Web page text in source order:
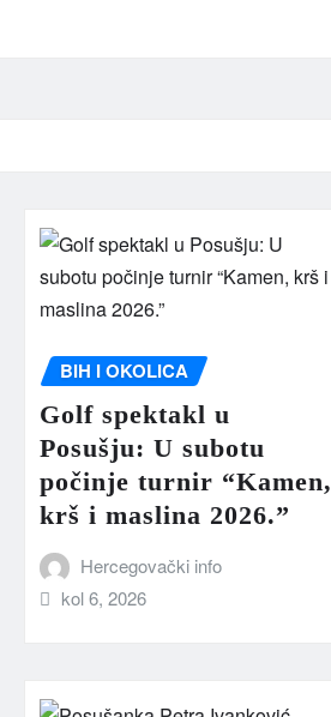
BIH I OKOLICA
Golf spektakl u
Posušju: U subotu
počinje turnir “Kamen,
krš i maslina 2026.”
Hercegovački info
kol 6, 2026